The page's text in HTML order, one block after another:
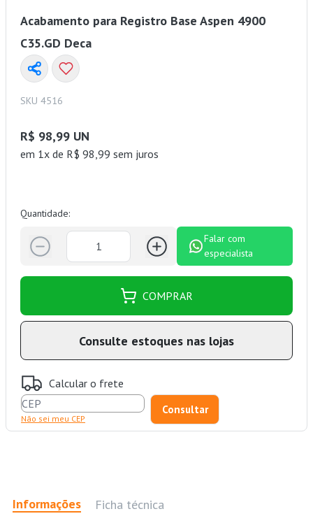
Acabamento para Registro Base Aspen 4900
C35.GD Deca
SKU 4516
R$ 98,99 UN
em 1x de R$ 98,99 sem juros
Quantidade:
Falar com
especialista
COMPRAR
Consulte estoques nas lojas
Calcular o frete
Não sei meu CEP
Informações Ficha técnica